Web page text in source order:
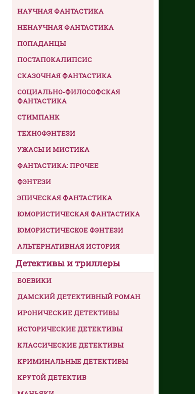
НАУЧНАЯ ФАНТАСТИКА
НЕНАУЧНАЯ ФАНТАСТИКА
ПОПАДАНЦЫ
ПОСТАПОКАЛИПСИС
СКАЗОЧНАЯ ФАНТАСТИКА
СОЦИАЛЬНО-ФИЛОСОФСКАЯ
ФАНТАСТИКА
СТИМПАНК
ТЕХНОФЭНТЕЗИ
УЖАСЫ И МИСТИКА
ФАНТАСТИКА: ПРОЧЕЕ
ФЭНТЕЗИ
ЭПИЧЕСКАЯ ФАНТАСТИКА
ЮМОРИСТИЧЕСКАЯ ФАНТАСТИКА
ЮМОРИСТИЧЕСКОЕ ФЭНТЕЗИ
АЛЬТЕРНАТИВНАЯ ИСТОРИЯ
Детективы и триллеры
БОЕВИКИ
ДАМСКИЙ ДЕТЕКТИВНЫЙ РОМАН
ИРОНИЧЕСКИЕ ДЕТЕКТИВЫ
ИСТОРИЧЕСКИЕ ДЕТЕКТИВЫ
КЛАССИЧЕСКИЕ ДЕТЕКТИВЫ
КРИМИНАЛЬНЫЕ ДЕТЕКТИВЫ
КРУТОЙ ДЕТЕКТИВ